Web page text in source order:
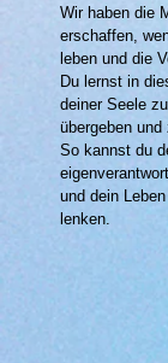
Wir haben die
erschaffen,
leben und die
Du lernst in
deiner Seele
übergeben und
So kannst du
und dein
lenken.